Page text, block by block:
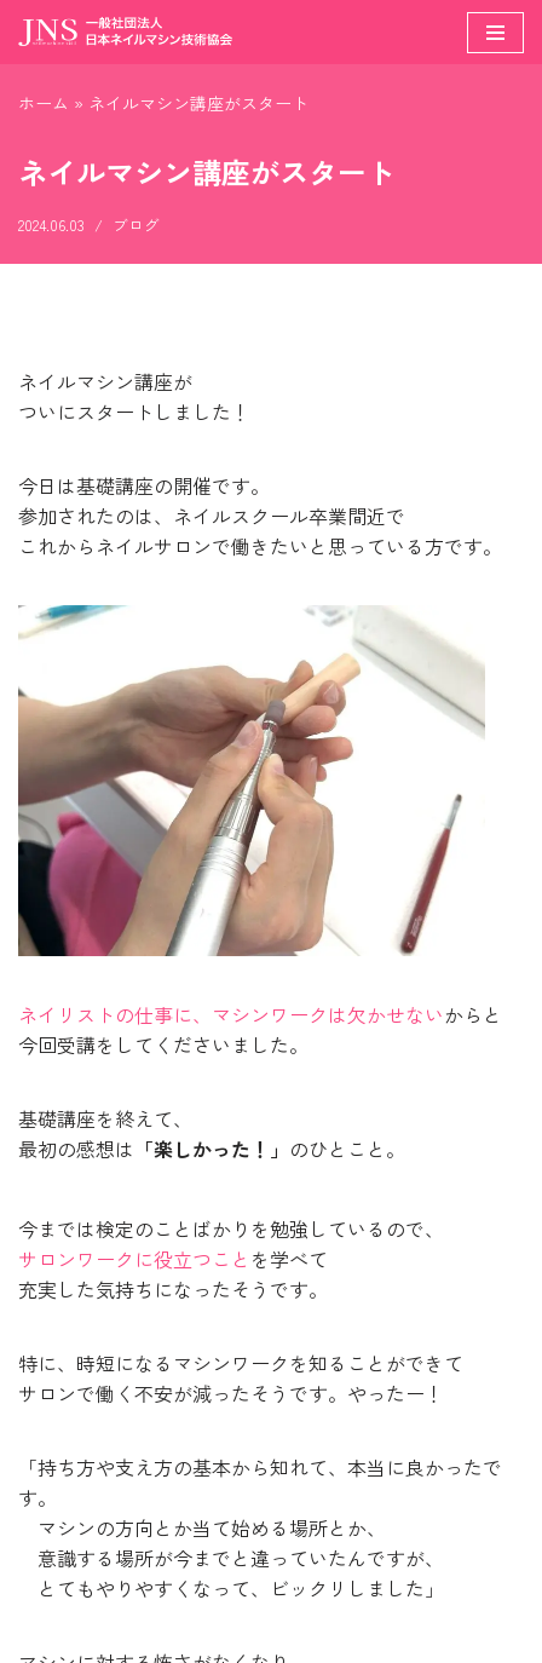
ン
ン
ツ
へ
ホーム » ネイルマシン講座がスタート
ネイルマシン講座がスタート
2024.06.03 ブログ
ネイルマシン講座が
ついにスタートしました！
今日は基礎講座の開催です。
参加されたのは、ネイルスクール卒業間近で
これからネイルサロンで働きたいと思っている方です。
ネイリストの仕事に、マシンワークは欠かせないからと
今回受講をしてくださいました。
基礎講座を終えて、
最初の感想は 「楽しかった！」 のひとこと。
今までは検定のことばかりを勉強しているので、
サロンワークに役立つこと を学べて
充実した気持ちになったそうです。
特に、時短になるマシンワークを知ることができて
サロンで働く不安が減ったそうです。やったー！
「持ち方や支え方の基本から知れて、本当に良かったで
す。
マシンの方向とか当て始める場所とか、
意識する場所が今までと違っていたんですが、
とてもやりやすくなって、ビックリしました」